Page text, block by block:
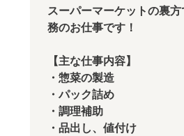
スーパーマーケットの裏
務のお仕事です！
【主な仕事内容】
・惣菜の製造
・パック詰め
・調理補助
・品出し、値付け